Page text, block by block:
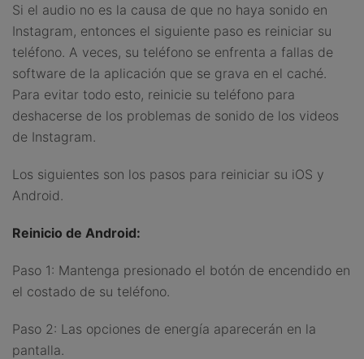
Si el audio no es la causa de que no haya sonido en
Instagram, entonces el siguiente paso es reiniciar su
teléfono. A veces, su teléfono se enfrenta a fallas de
software de la aplicación que se grava en el caché.
Para evitar todo esto, reinicie su teléfono para
deshacerse de los problemas de sonido de los videos
de Instagram.
Los siguientes son los pasos para reiniciar su iOS y
Android.
Reinicio de Android:
Paso 1: Mantenga presionado el botón de encendido en
el costado de su teléfono.
Paso 2: Las opciones de energía aparecerán en la
pantalla.